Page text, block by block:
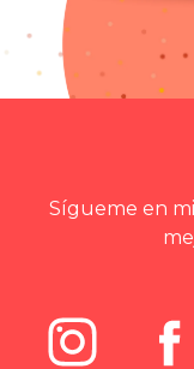
Sígueme en